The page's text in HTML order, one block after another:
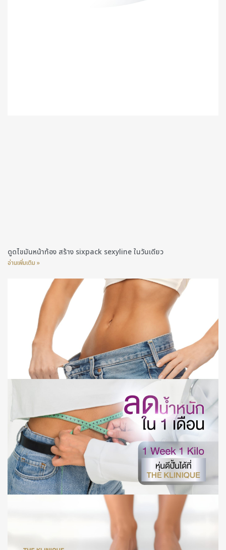
ดูดไขมันหน้าท้อง สร้าง sixpack sexyline ในวันเดียว
อ่านเพิ่มเติม »